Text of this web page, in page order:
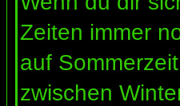
Zeiten immer
auf
zwischen